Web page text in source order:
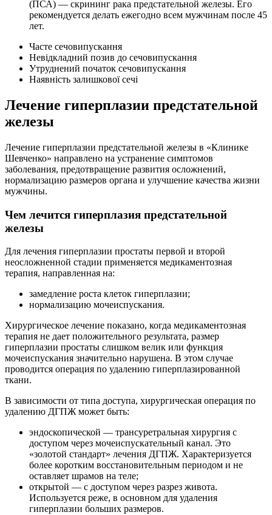
(ПСА) — скрининг рака предстательной железы. Его
рекомендуется делать ежегодно всем мужчинам после 45
лет.
Часте сечовипускання
Невідкладний позив до сечовипускання
Утруднений початок сечовипускання
Наявність залишкової сечі
Лечение гиперплазии предстательной
железы
Лечение гиперплазии предстательной железы в «Клинике
Шевченко» направлено на устранение симптомов
заболевания, предотвращение развития осложнений,
нормализацию размеров органа и улучшение качества жизни
мужчины.
Чем лечится гиперплазия предстательной
железы
Для лечения гиперплазии простаты первой и второй
неосложненной стадии применяется медикаментозная
терапия, направленная на:
замедление роста клеток гиперплазии;
нормализацию мочеиспускания.
Хирургическое лечение показано, когда медикаментозная
терапия не дает положительного результата, размер
гиперплазии простаты слишком велик или функция
мочеиспускания значительно нарушена. В этом случае
проводится операция по удалению гиперплазированной
ткани.
В зависимости от типа доступа, хирургическая операция по
удалению ДГПЖ может быть:
эндоскопической — трансуретральная хирургия с
доступом через мочеиспускательный канал. Это
«золотой стандарт» лечения ДГПЖ. Характеризуется
более коротким восстановительным периодом и не
оставляет шрамов на теле;
открытой — с доступом через разрез живота.
Используется реже, в основном для удаления
гиперплазии больших размеров.